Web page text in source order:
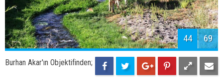
46 69
Burhan Akar'ın Objektifinden;
Adilcevaz Çarşısı